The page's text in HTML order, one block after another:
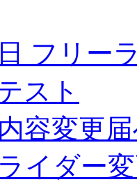
フリー
スト
容変更
イダー